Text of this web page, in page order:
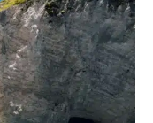
έγιναν
η ανάλυση των
Μυλοπόταμο –